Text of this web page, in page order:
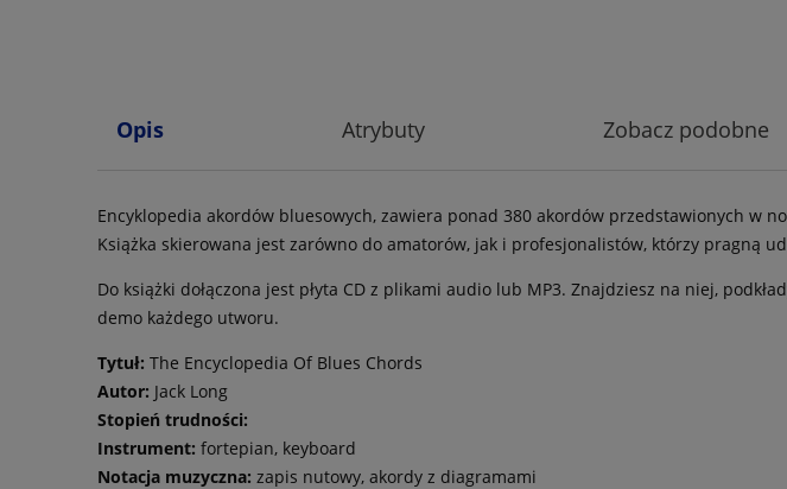
Opis Atrybuty Zobacz podobne
Encyklopedia akordów bluesowych, zawiera ponad 380 akordów przedstawionych w
Książka skierowana jest zarówno do amatorów, jak i profesjonalistów, którzy pragną
Do książki dołączona jest płyta CD z plikami audio lub MP3. Znajdziesz na niej,
demo każdego utworu.
Tytuł: The Encyclopedia Of Blues Chords
Autor: Jack Long
Stopień trudności:
Instrument: fortepian, keyboard
Notacja muzyczna: zapis nutowy, akordy z diagramami